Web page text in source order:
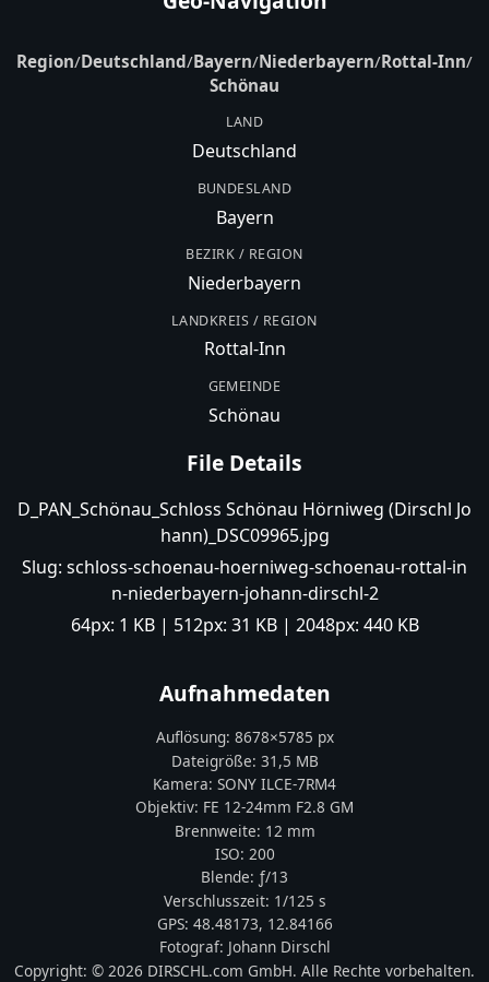
Region/Deutschland/Bayern/Niederbayern/Rottal-Inn/
Schönau
LAND
Deutschland
BUNDESLAND
Bayern
BEZIRK / REGION
Niederbayern
LANDKREIS / REGION
Rottal-Inn
GEMEINDE
Schönau
File Details
D_PAN_Schönau_Schloss Schönau Hörniweg (Dirschl Jo
hann)_DSC09965.jpg
Slug: schloss-schoenau-hoerniweg-schoenau-rottal-in
n-niederbayern-johann-dirschl-2
64px: 1 KB| 512px: 31 KB| 2048px: 440 KB
Aufnahmedaten
Auflösung: 8678×5785 px
Dateigröße: 31,5 MB
Kamera: SONY ILCE-7RM4
Objektiv: FE 12-24mm F2.8 GM
Brennweite: 12 mm
ISO: 200
Blende: ƒ/13
Verschlusszeit: 1/125 s
GPS: 48.48173, 12.84166
Fotograf: Johann Dirschl
Copyright: © 2026 DIRSCHL.com GmbH. Alle Rechte vorbehalten.